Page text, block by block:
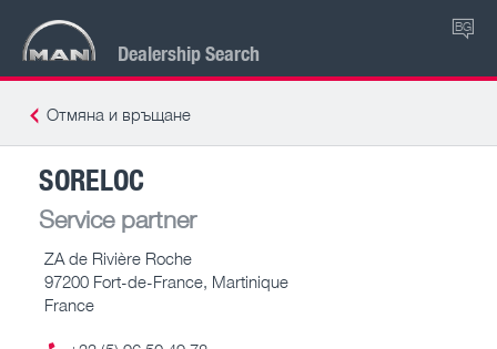
Dealership Search
BG
Отмяна и връщане
SORELOC
Service partner
ZA de Rivière Roche
97200 Fort-de-France, Martinique
France